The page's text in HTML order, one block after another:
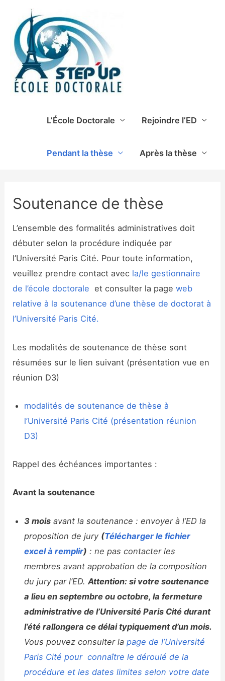
L’École Doctorale Rejoindre l’ED
Pendant la thèse Après la thèse
Soutenance de thèse
L’ensemble des formalités administratives doit
débuter selon la procédure indiquée par
l’Université Paris Cité. Pour toute information,
veuillez prendre contact avec la/le gestionnaire
de l’école doctorale et consulter la page web
relative à la soutenance d’une thèse de doctorat à
l’Université Paris Cité.
Les modalités de soutenance de thèse sont
résumées sur le lien suivant (présentation vue en
réunion D3)
modalités de soutenance de thèse à
l’Université Paris Cité (présentation réunion
D3)
Rappel des échéances importantes :
Avant la soutenance
3 mois avant la soutenance : envoyer à l’ED la
proposition de jury (Télécharger le fichier
excel à remplir) : ne pas contacter les
membres avant approbation de la composition
du jury par l’ED.Attention: si votre soutenance
a lieu en septembre ou octobre, la fermeture
administrative de l’Université Paris Cité durant
l’été rallongera ce délai typiquement d’un mois.
Vous pouvez consulter lapage de l’Université
Paris Cité pour connaître le déroulé de la
procédure et les dates limites selon votre date